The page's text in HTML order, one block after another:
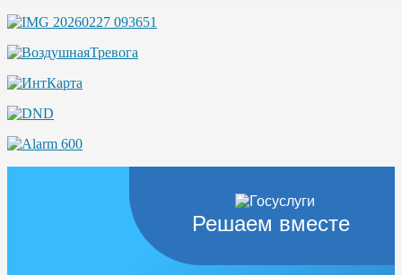
Решаем вместе